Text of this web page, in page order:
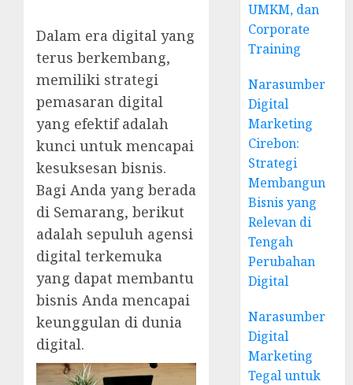
Dalam era digital yang
terus berkembang,
memiliki strategi
pemasaran digital
yang efektif adalah
kunci untuk mencapai
kesuksesan bisnis.
Bagi Anda yang berada
di Semarang, berikut
adalah sepuluh agensi
digital terkemuka
yang dapat membantu
bisnis Anda mencapai
keunggulan di dunia
digital.
UMKM, dan
Corporate
Training
Narasumber
Digital
Marketing
Cirebon:
Strategi
Membangun
Bisnis yang
Relevan di
Tengah
Perubahan
Digital
Narasumber
Digital
Marketing
Tegal untuk